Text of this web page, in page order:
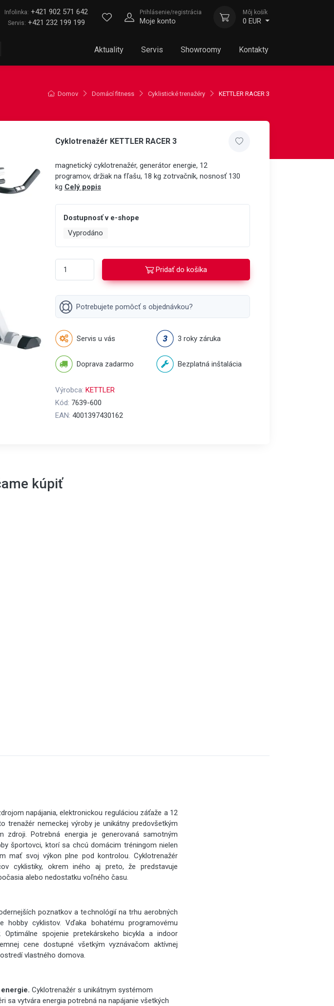
Infolinka: +421 902 571 642
Servis: +421 232 199 199
Prihlásenie/registrácia
Moje konto
Môj košík
0 EUR
Aktuality Servis Showroomy Kontakty
Domov Domácí fitness Cyklistické trenažéry KETTLER RACER 3
Cyklotrenažér KETTLER RACER 3
magnetický cyklotrenažér, generátor energie, 12
programov, držiak na fľašu, 18 kg zotrvačník, nosnosť 130
kg Celý popis
Dostupnosť v e-shope
Vyprodáno
Pridať do košíka
Potrebujete pomôcť s objednávkou?
Servis u vás 3 roky záruka
Doprava zadarmo Bezplatná inštalácia
Výrobca: KETTLER
Kód: 7639-600
EAN: 4001397430162
kúpiť
napájania, elektronickou reguláciou záťaže a 12
trenažér nemeckej výroby je unikátny predovšetkým
zdroji. Potrebná energia je generovaná samotným
športovci, ktorí sa chcú domácim tréningom nielen
mať svoj výkon plne pod kontrolou. Cyklotrenažér
cyklistiky, okrem iného aj preto, že predstavuje
alebo nedostatku voľného času.
poznatkov a technológií na trhu aerobných
cyklistov. Vďaka bohatému programovému
spojenie pretekárskeho bicykla a indoor
cene dostupné všetkým vyznávačom aktívnej
vlastného domova.
Cyklotrenažér s unikátnym systémom
sa vytvára energia potrebná na napájanie všetkých